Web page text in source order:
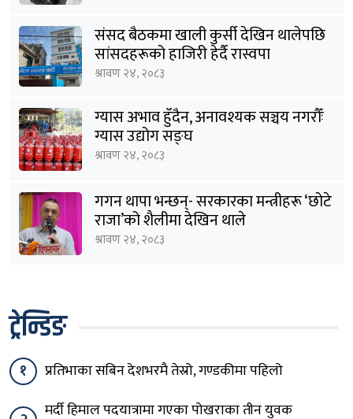
संसद बैठकमा खाली कुर्सी देखिन थालेपछि
सांसदहरूको हाजिरी हेर्दै रास्वपा
श्रावण २४, २०८३
ग्यास अभाव हुँदैन, अनावश्यक सञ्चय नगरौँः
ग्यास उद्योग सङ्घ
श्रावण २४, २०८३
गगन थापा भन्छन्- सरकारका मन्त्रीहरू ‘छोटे
राजा’को शैलीमा देखिन थाले
श्रावण २४, २०८३
ट्रेन्डिङ
१ प्रतिभाका सबिन देशभरमै तेस्रो, गण्डकीमा पहिलो
मर्दी हिमाल पदयात्रामा गएका पोखराका तीन युवक